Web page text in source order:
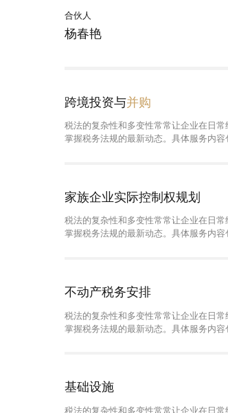
合伙人
杨春艳
跨境投资与并购
税法的复杂性和多变性常常让企业在日
掌握税务法规的最新动态。具体服务内容
家族企业实际控制权规划
税法的复杂性和多变性常常让企业在日
掌握税务法规的最新动态。具体服务内容
不动产税务安排
税法的复杂性和多变性常常让企业在日
掌握税务法规的最新动态。具体服务内容
基础设施
税法的复杂性和多变性常常让企业在日